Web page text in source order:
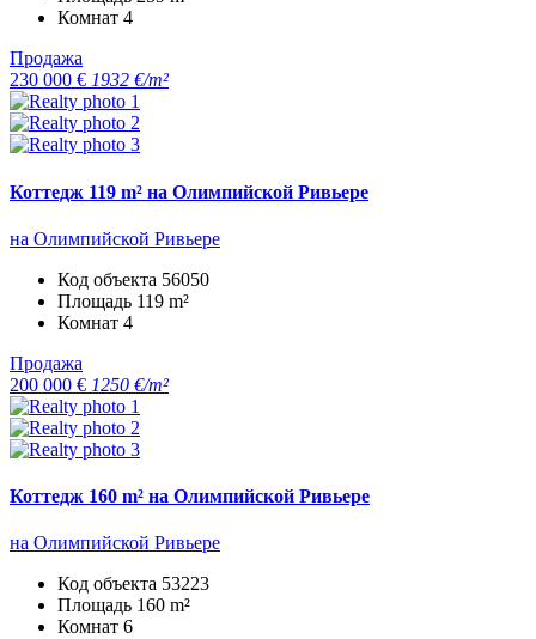
Комнат 4
Продажа
230 000 € 1932 €/m²
Коттедж 119 m² на Олимпийской Ривьере
на Олимпийской Ривьере
Код объекта 56050
Площадь 119 m²
Комнат 4
Продажа
200 000 € 1250 €/m²
Коттедж 160 m² на Олимпийской Ривьере
на Олимпийской Ривьере
Код объекта 53223
Площадь 160 m²
Комнат 6